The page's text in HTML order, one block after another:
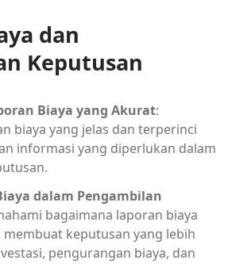
dan
Keputusan
Biaya yang Akurat:
biaya yang jelas dan terperinci
informasi yang diperlukan dalam
dalam Pengambilan
bagaimana laporan biaya
keputusan yang lebih
pengurangan biaya, dan